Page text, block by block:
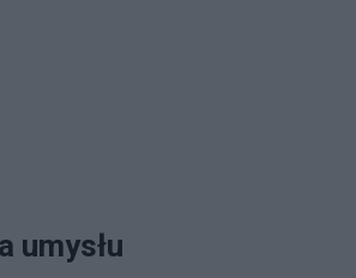
umysłu